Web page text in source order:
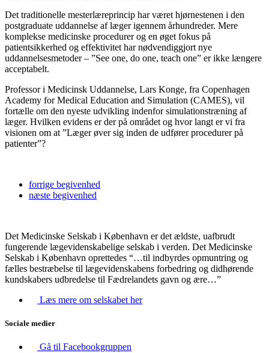
Det traditionelle mesterlæreprincip har været hjørnestenen i den
postgraduate uddannelse af læger igennem århundreder. Mere
komplekse medicinske procedurer og en øget fokus på
patientsikkerhed og effektivitet har nødvendiggjort nye
uddannelsesmetoder – ”See one, do one, teach one” er ikke længere
acceptabelt.
Professor i Medicinsk Uddannelse, Lars Konge, fra Copenhagen
Academy for Medical Education and Simulation (CAMES), vil
fortælle om den nyeste udvikling indenfor simulationstræning af
læger. Hvilken evidens er der på området og hvor langt er vi fra
visionen om at ”Læger øver sig inden de udfører procedurer på
patienter”?
forrige begivenhed
næste begivenhed
Det Medicinske Selskab i København er det ældste, uafbrudt
fungerende lægevidenskabelige selskab i verden. Det Medicinske
Selskab i København oprettedes “…til indbyrdes opmuntring og
fælles bestræbelse til lægevidenskabens forbedring og didhørende
kundskabers udbredelse til Fædrelandets gavn og ære…”
Læs mere om selskabet her
Sociale medier
Gå til Facebookgruppen